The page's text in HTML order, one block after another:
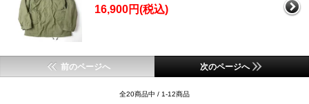
16,900円(税込)
前のページへ 次のページへ
全20商品中 / 1-12商品